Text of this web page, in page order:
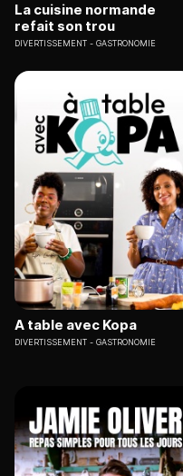
La cuisine normande
refait son trou
DIVERTISSEMENT GASTRONOMIE
A table avec Kopa
DIVERTISSEMENT GASTRONOMIE